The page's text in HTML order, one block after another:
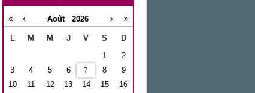
Août 2026
L M M J V S
D
1
2
3
4 5 6 7 8
9
10
11 12 13 14 15
16